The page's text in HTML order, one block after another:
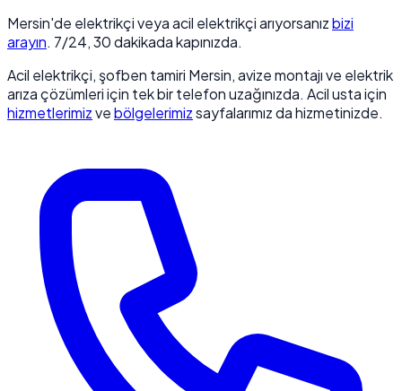
Mersin'de elektrikçi veya acil elektrikçi arıyorsanızbizi
arayın. 7/24, 30 dakikada kapınızda.
Acil elektrikçi, şofben tamiri Mersin, avize montajı ve elektrik
arıza çözümleri için tek bir telefon uzağınızda. Acil usta için
hizmetlerimizvebölgelerimizsayfalarımız da hizmetinizde.